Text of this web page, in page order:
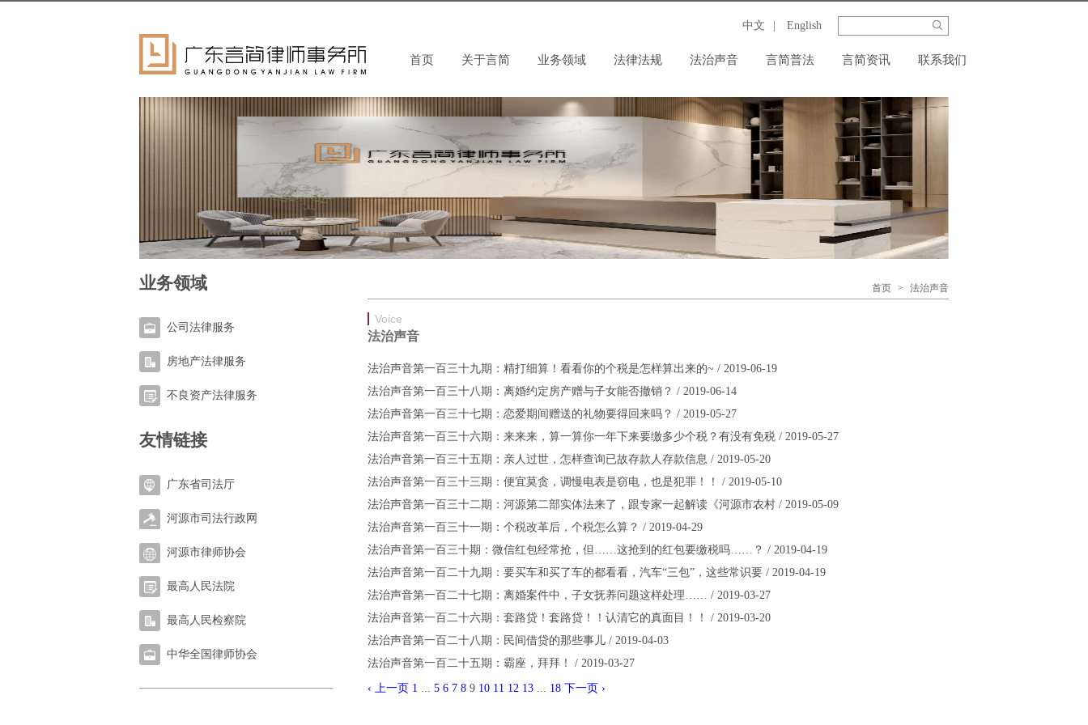
中文 English
首页 关于言简 业务领域 法律法规 法治声音 言简普法 言简资讯 联系我们
业务领域
公司法律服务
房地产法律服务
不良资产法律服务
友情链接
广东省司法厅
河源市司法行政网
河源市律师协会
最高人民法院
最高人民检察院
中华全国律师协会
首页 > 法治声音
Voice
法治声音
法治声音第一百三十九期：精打细算！看看你的个税是怎样算出来的~ / 2019-06-19
法治声音第一百三十八期：离婚约定房产赠与子女能否撤销？ / 2019-06-14
法治声音第一百三十七期：恋爱期间赠送的礼物要得回来吗？ / 2019-05-27
法治声音第一百三十六期：来来来，算一算你一年下来要缴多少个税？有没有免税 / 2019-05-27
法治声音第一百三十五期：亲人过世，怎样查询已故存款人存款信息 / 2019-05-20
法治声音第一百三十三期：便宜莫贪，调慢电表是窃电，也是犯罪！！ / 2019-05-10
法治声音第一百三十二期：河源第二部实体法来了，跟专家一起解读《河源市农村 / 2019-05-09
法治声音第一百三十一期：个税改革后，个税怎么算？ / 2019-04-29
法治声音第一百三十期：微信红包经常抢，但……这抢到的红包要缴税吗……？ / 2019-04-19
法治声音第一百二十九期：要买车和买了车的都看看，汽车“三包”，这些常识要 / 2019-04-19
法治声音第一百二十七期：离婚案件中，子女抚养问题这样处理…… / 2019-03-27
法治声音第一百二十六期：套路贷！套路贷！！认清它的真面目！！ / 2019-03-20
法治声音第一百二十八期：民间借贷的那些事儿 / 2019-04-03
法治声音第一百二十五期：霸座，拜拜！ / 2019-03-27
‹ 上一页 1 ... 5 6 7 8 9 10 11 12 13 ... 18 下一页 ›